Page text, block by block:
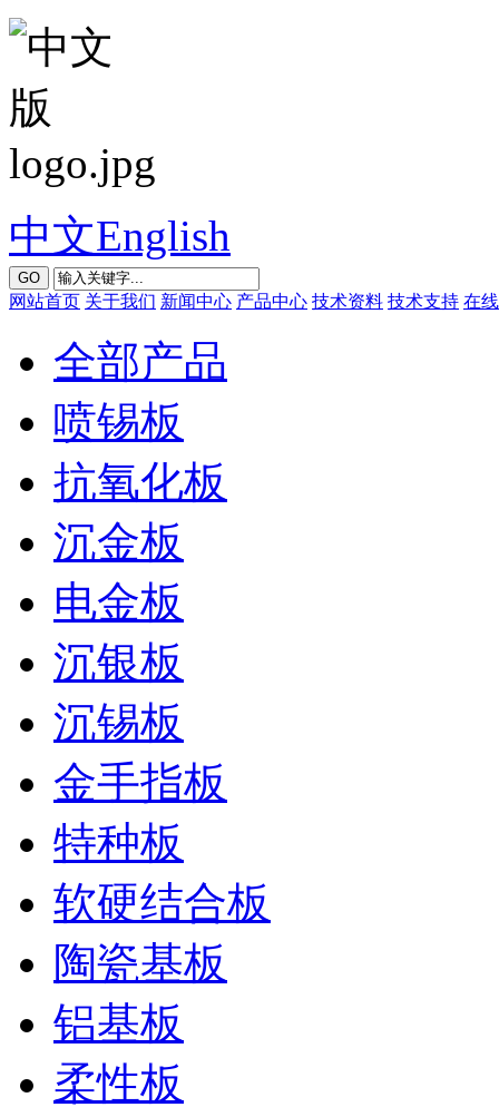
中文English
GO
网站首页 关于我们 新闻中心 产品中心 技术资料 技术支持 在
全部产品
喷锡板
抗氧化板
沉金板
电金板
沉银板
沉锡板
金手指板
特种板
软硬结合板
陶瓷基板
铝基板
柔性板